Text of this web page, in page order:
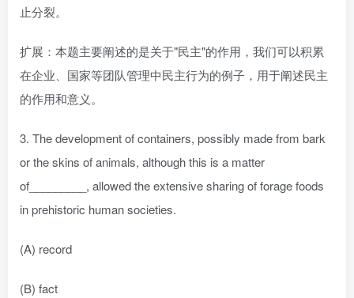
止分裂。
扩展：本题主要阐述的是关于"民主"的作用，我们可以积累
在企业、国家等团队管理中民主行为的例子，用于阐述民主
的作用和意义。
3. The development of containers, possibly made from bark
or the skins of animals, although this is a matter
of_________, allowed the extensive sharing of forage foods
in prehistoric human societies.
(A) record
(B) fact